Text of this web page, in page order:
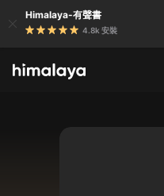
Himalaya-有聲書
4.8k 安裝